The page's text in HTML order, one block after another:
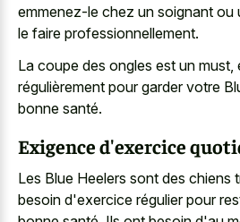
emmenez-le chez un soignant ou
le faire professionnellement.
La coupe des ongles est un must,
régulièrement pour garder votre
bonne santé.
Exigence d'exercice
Les Blue Heelers sont des chiens
besoin d'exercice régulier pour